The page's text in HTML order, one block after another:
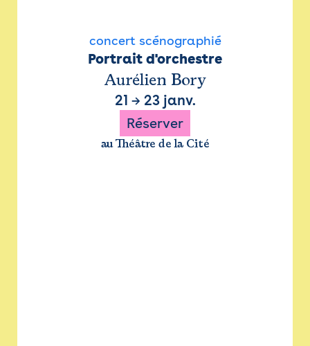
concert scénographié
Portrait d'orchestre
Aurélien Bory
21 → 23 janv.
Réserver
au Théâtre de la Cité